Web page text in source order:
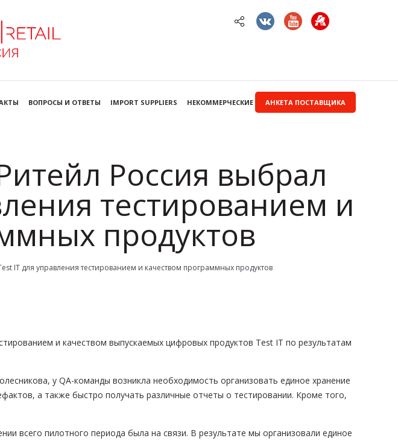
АНКЕТА ПОСТАВЩИКА
ВОПРОСЫ И ОТВЕТЫ IMPORT SUPPLIERS НЕКОММЕРЧЕСКИЕ ЗАКУПКИ
Россия выбрал
тестированием и
продуктов
IT для управления тестированием и качеством программных продуктов
и качеством выпускаемых цифровых продуктов Test IT по результатам
у QA-команды возникла необходимость организовать единое хранение
а также быстро получать различные отчеты о тестировании. Кроме того,
всего пилотного периода была на связи. В результате мы организовали единое